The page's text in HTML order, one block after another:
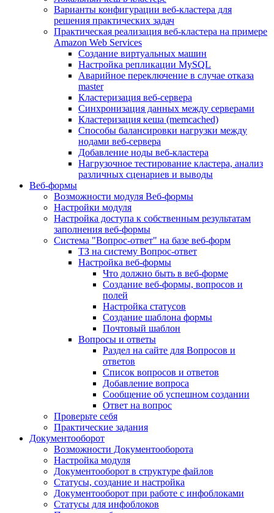
Варианты конфигурации веб-кластера для
решения практических задач
Практическая реализация веб-кластера на примере
Amazon Web Services
Создание виртуальных машин
Настройка репликации MySQL
Аварийное переключение в случае отказа
master
Кластеризация веб-сервера
Синхронизация данных между серверами
Кластеризация кеша (memcached)
Способы балансировки нагрузки между
нодами веб-сервера
Добавление ноды веб-кластера
Нагрузочное тестирование кластера, анализ
различных сценариев и выводы
Веб-формы
Возможности модуля Веб-формы
Настройки модуля
Настройка доступа к собственным результатам
заполнения веб-формы
Система "Вопрос-ответ" на базе веб-форм
ТЗ на систему Вопрос-ответ
Настройка веб-формы
Что должно быть в веб-форме
Создание веб-формы, вопросов и
полей
Настройка статусов
Создание шаблона формы
Почтовый шаблон
Вопросы и ответы
Раздел на сайте для Вопросов и
ответов
Список вопросов и ответов
Добавление вопроса
Сообщение об успешном создании
Ответ на вопрос
Проверьте себя
Практические задания
Документооборот
Возможности Документооборота
Настройка модуля
Документооборот в структуре файлов
Статусы, создание и настройка
Документооборот при работе с инфоблоками
Статусы для инфоблоков